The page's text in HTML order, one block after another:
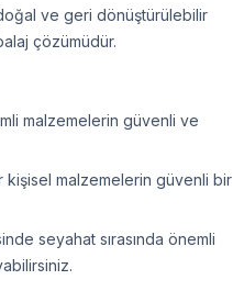
ve geri dönüştürülebilir
çözümüdür.
malzemelerin güvenli ve
malzemelerin güvenli bir
seyahat sırasında önemli